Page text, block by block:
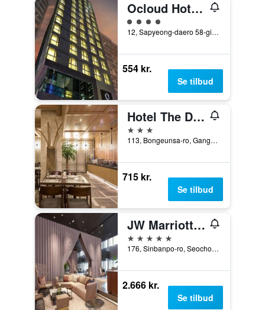
Ocloud Hotel Gangnam
Vurderet til klasse 4
12, Sapyeong-daero 58-gil, Seocho-gu, Seoul, Sydkorea
554 kr.
Se tilbud
Hotel The Designers Lyj Gangnam Premier
3 stjerner
113, Bongeunsa-ro, Gangnam-gu, Seoul, Sydkorea
715 kr.
Se tilbud
JW Marriott Hotel Seoul
5 stjerner
176, Sinbanpo-ro, Seocho-gu, Seoul, Sydkorea
2.666 kr.
Se tilbud